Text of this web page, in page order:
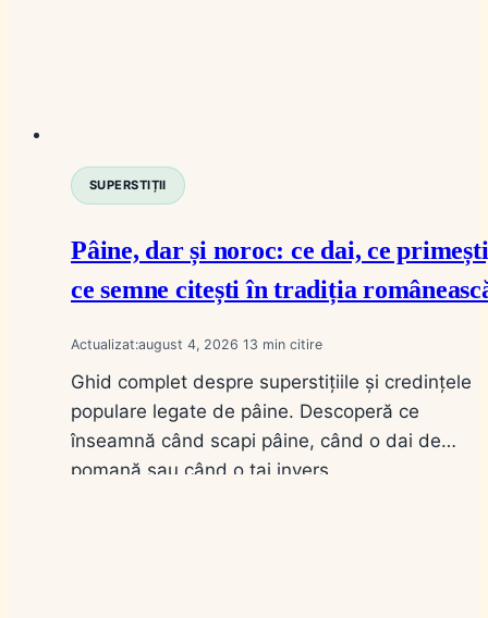
SUPERSTIȚII
Pâine, dar și noroc: ce dai, ce
ce semne citești în tradiția
Actualizat:august 4, 2026 13
Ghid complet despre superstițiile și credințele
populare legate de pâine. Descoperă ce
înseamnă când scapi pâine, când o dai de
pomană sau când o tai invers.